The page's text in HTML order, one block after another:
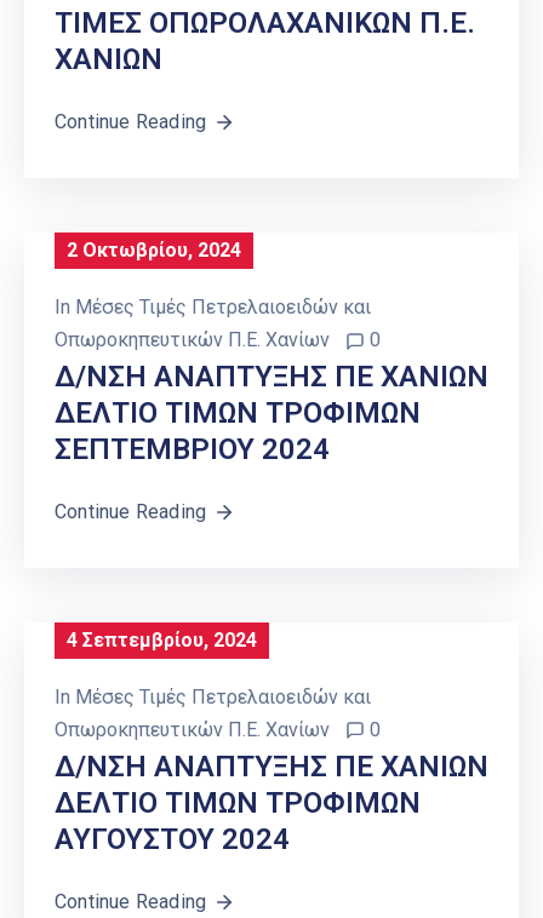
ΤΙΜΕΣ ΟΠΩΡΟΛΑΧΑΝΙΚΩΝ Π.Ε.
ΧΑΝΙΩΝ
Continue Reading
2 Οκτωβρίου, 2024
In Μέσες Τιμές Πετρελαιοειδών και
Οπωροκηπευτικών Π.Ε. Χανίων
0
Δ/ΝΣΗ ΑΝΑΠΤΥΞΗΣ ΠΕ ΧΑΝΙΩΝ
ΔΕΛΤΙΟ ΤΙΜΩΝ ΤΡΟΦΙΜΩΝ
ΣΕΠΤΕΜΒΡΙΟΥ 2024
Continue Reading
4 Σεπτεμβρίου, 2024
In Μέσες Τιμές Πετρελαιοειδών και
Οπωροκηπευτικών Π.Ε. Χανίων
0
Δ/ΝΣΗ ΑΝΑΠΤΥΞΗΣ ΠΕ ΧΑΝΙΩΝ
ΔΕΛΤΙΟ ΤΙΜΩΝ ΤΡΟΦΙΜΩΝ
ΑΥΓΟΥΣΤΟΥ 2024
Continue Reading